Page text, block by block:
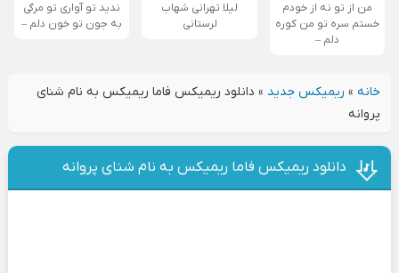
من از تو نه از خودم
خستم سره تو من کوره
دلم –
لیلا تهرانی شهاب
لرستانی
ندید تو آواری تو مرگی
به جون تو خون دلم –
خانه» ریمیکس جدید » دانلود ریمیکس فاما ریمیکس به نام شنای
پروانه
دانلود ریمیکس فاما ریمیکس به نام شنای پروانه